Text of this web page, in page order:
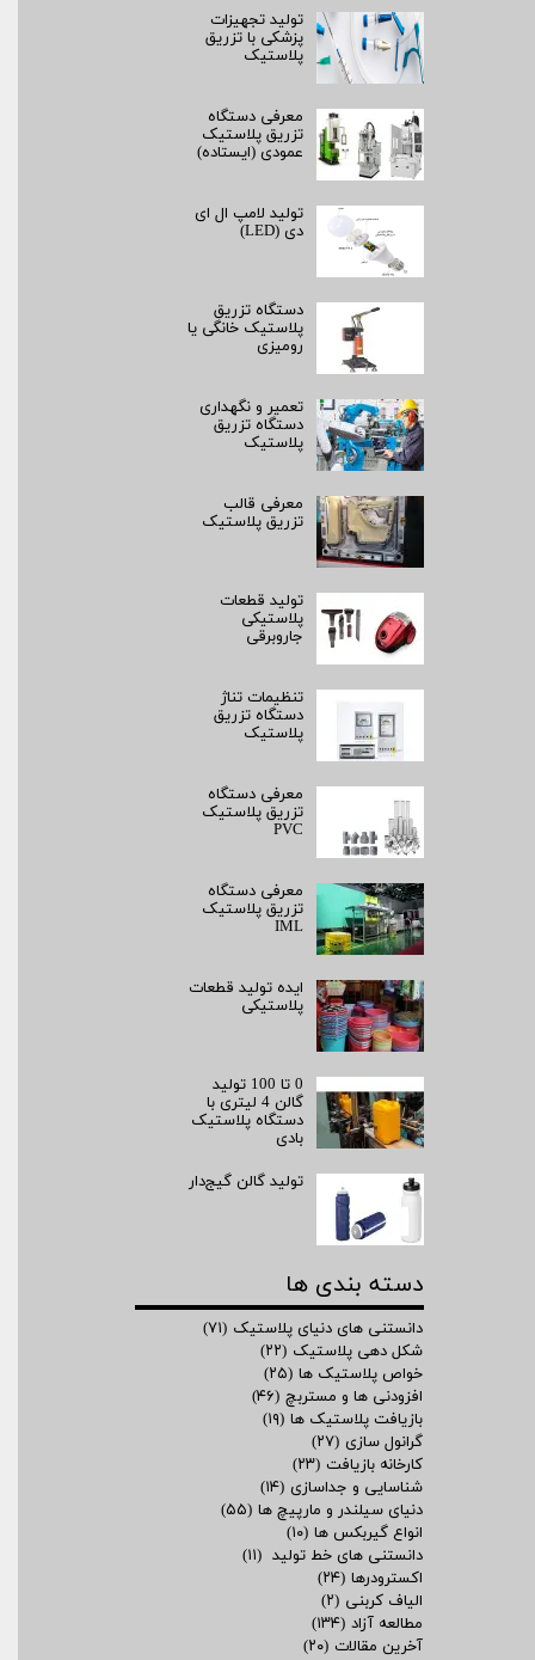
تولید تجهیزات
پزشکی با تزریق
پلاستیک
معرفی دستگاه
تزریق پلاستیک
عمودی (ایستاده)
تولید لامپ ال ای
دی (LED)
دستگاه تزریق
پلاستیک خانگی یا
رومیزی
تعمیر و نگهداری
دستگاه تزریق
پلاستیک
معرفی قالب
تزریق پلاستیک
تولید قطعات
پلاستیکی
جاروبرقی
تنظیمات تناژ
دستگاه تزریق
پلاستیک
معرفی دستگاه
تزریق پلاستیک
PVC
معرفی دستگاه
تزریق پلاستیک
IML
ایده تولید قطعات
پلاستیکی
0 تا 100 تولید
گالن 4 لیتری با
دستگاه پلاستیک
بادی
تولید گالن گیج‌دار
دسته بندی ها
دانستنی های دنیای پلاستیک (۷۱)
شکل دهی پلاستیک (۲۲)
خواص پلاستیک ها (۲۵)
افزودنی ها و مستربچ (۴۶)
بازیافت پلاستیک ها (۱۹)
گرانول سازی (۲۷)
کارخانه بازیافت (۲۳)
شناسایی و جداسازی (۱۴)
دنیای سیلندر و مارپیچ ها (۵۵)
انواع گیربکس ها (۱۰)
دانستنی های خط تولید (۱۱)
اکسترودرها (۲۴)
الیاف کربنی (۲)
مطالعه آزاد (۱۳۴)
آخرین مقالات (۲۰)